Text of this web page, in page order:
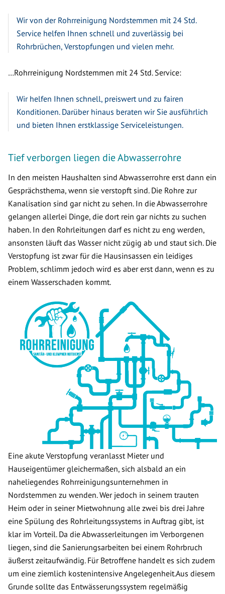
Wir von der Rohrreinigung Nordstemmen mit 24 Std.
Service helfen Ihnen schnell und zuverlässig bei
Rohrbrüchen, Verstopfungen und vielen mehr.
…Rohrreinigung Nordstemmen mit 24 Std. Service:
Wir helfen Ihnen schnell, preiswert und zu fairen
Konditionen. Darüber hinaus beraten wir Sie ausführlich
und bieten Ihnen erstklassige Serviceleistungen.
Tief verborgen liegen die Abwasserrohre
In den meisten Haushalten sind Abwasserrohre erst dann ein
Gesprächsthema, wenn sie verstopft sind. Die Rohre zur
Kanalisation sind gar nicht zu sehen. In die Abwasserrohre
gelangen allerlei Dinge, die dort rein gar nichts zu suchen
haben. In den Rohrleitungen darf es nicht zu eng werden,
ansonsten läuft das Wasser nicht zügig ab und staut sich. Die
Verstopfung ist zwar für die Hausinsassen ein leidiges
Problem, schlimm jedoch wird es aber erst dann, wenn es zu
einem Wasserschaden kommt.
Eine akute Verstopfung veranlasst Mieter und
Hauseigentümer gleichermaßen, sich alsbald an ein
naheliegendes Rohrreinigungsunternehmen in
Nordstemmen zu wenden. Wer jedoch in seinem trauten
Heim oder in seiner Mietwohnung alle zwei bis drei Jahre
eine Spülung des Rohrleitungssystems in Auftrag gibt, ist
klar im Vorteil. Da die Abwasserleitungen im Verborgenen
liegen, sind die Sanierungsarbeiten bei einem Rohrbruch
äußerst zeitaufwändig. Für Betroffene handelt es sich zudem
um eine ziemlich kostenintensive Angelegenheit.Aus diesem
Grunde sollte das Entwässerungssystem regelmäßig